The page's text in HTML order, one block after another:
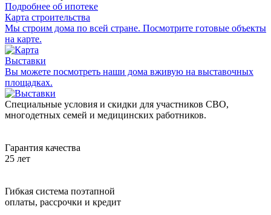
Подробнее об ипотеке
Карта строительства
Мы строим дома по всей стране. Посмотрите готовые объекты
на карте.
Выставки
Вы можете посмотреть наши дома вживую на выставочных
площадках.
Специальные условия и скидки для участников СВО,
многодетных семей и медицинских работников.
Гарантия качества
25 лет
Гибкая система поэтапной
оплаты, рассрочки и кредит